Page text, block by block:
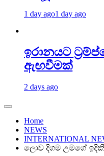
1 day ago1 day ago
ඉරානයට
ඇඟවීමක්
2 days ago
Home
NEWS
INTERNATIONAL
ලොව දිගම උමගේ